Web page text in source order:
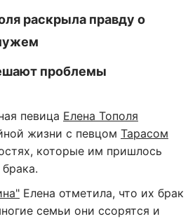
раскрыла правду о
проблемы
певица Елена Тополя
жизни с певцом Тарасом
которые им пришлось
Елена отметила, что их брак
семьи они ссорятся и